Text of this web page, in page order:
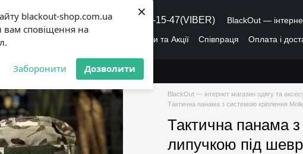
blackout-shop.com.ua
вам сповіщення на
Заборонити Дозволити
×
+38 (068) 119-18-19,+38 (095) 486-15-47(VIBER)
BlackOut —
Знижки та Акції Співпраця Оплата і
BlackOut — інтернет магазин одягу та
Тактична панама з системою кріплення
Тактична панама
липучкою під